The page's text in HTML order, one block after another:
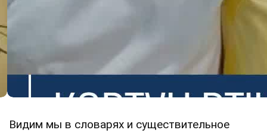
Видим мы в словарях и существительное